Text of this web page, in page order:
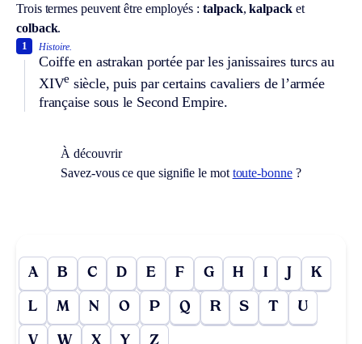
Trois termes peuvent être employés :talpack,kalpacket
colback.
Histoire.
Coiffe en astrakan portée par les janissaires turcs au
XIVe siècle, puis par certains cavaliers de l’armée
française sous le Second Empire.
1
À découvrir
Savez-vous ce que signifie le mot toute-bonne?
A B C D E F G H I J K
L M N O P Q R S T U